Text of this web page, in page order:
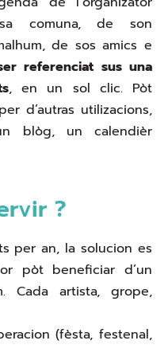
comuna, de son
de sos amics e
referenciat sus una
, en un sol clic. Pòt
d’autras utilizacions,
blòg, un calendièr
?
per an, la solucion es
pòt beneficiar d’un
Cada artista, grope,
(fèsta, festenal,